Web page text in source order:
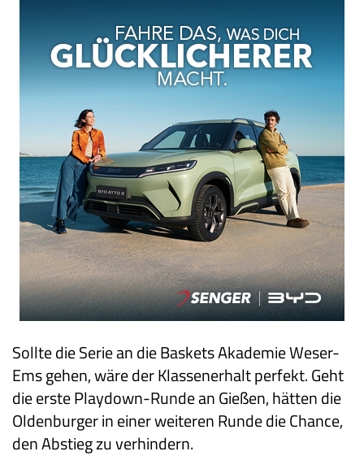
Sollte die Serie an die Baskets Akademie Weser-
Ems gehen, wäre der Klassenerhalt perfekt. Geht
die erste Playdown-Runde an Gießen, hätten die
Oldenburger in einer weiteren Runde die Chance,
den Abstieg zu verhindern.